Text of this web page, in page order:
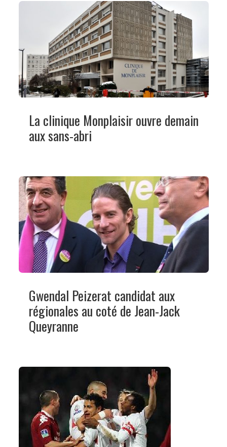
La clinique Monplaisir ouvre demain
aux sans-abri
Gwendal Peizerat candidat aux
régionales au coté de Jean-Jack
Queyranne